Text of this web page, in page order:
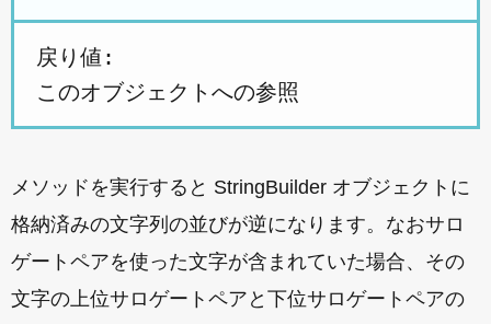
戻り値:
メソッドを実行すると StringBuilder オブジェクトに
格納済みの文字列の並びが逆になります。なおサロ
ゲートペアを使った文字が含まれていた場合、その
文字の上位サロゲートペアと下位サロゲートペアの